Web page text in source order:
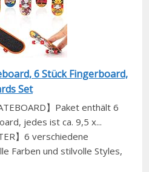
6 Stück Fingerboard,
Set
】Paket enthält 6
jedes ist ca. 9,5 x...
】6 verschiedene
Farben und stilvolle Styles,